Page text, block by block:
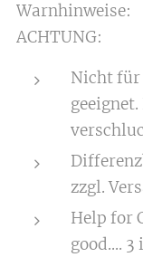
Warnhinweise:
ACHTUNG:
Nicht für
zzgl.
Help for
good....